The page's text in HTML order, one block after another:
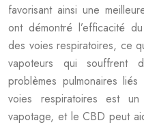
favorisant ainsi une
ont démontré l’efficacité
des voies respiratoires, ce
vapoteurs qui souffrent
problèmes pulmonaires liés
voies respiratoires est
vapotage, et le CBD peut